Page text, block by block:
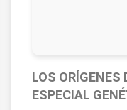
LOS ORÍGENES
ESPECIAL